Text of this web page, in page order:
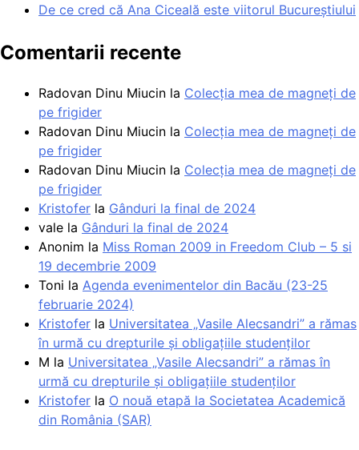
De ce cred că Ana Ciceală este viitorul Bucureștiului
Comentarii recente
Radovan Dinu Miucin la Colecţia mea de magneţi de
pe frigider
Radovan Dinu Miucin la Colecţia mea de magneţi de
pe frigider
Radovan Dinu Miucin la Colecţia mea de magneţi de
pe frigider
Kristofer la Gânduri la final de 2024
vale la Gânduri la final de 2024
Anonim la Miss Roman 2009 in Freedom Club – 5 si
19 decembrie 2009
Toni la Agenda evenimentelor din Bacău (23-25
februarie 2024)
Kristofer la Universitatea „Vasile Alecsandri” a rămas
în urmă cu drepturile și obligațiile studenților
M la Universitatea „Vasile Alecsandri” a rămas în
urmă cu drepturile și obligațiile studenților
Kristofer la O nouă etapă la Societatea Academică
din România (SAR)